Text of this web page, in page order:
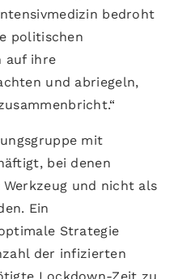
bedroht
politischen
auf ihre
und abriegeln,
mit
bei denen
und nicht als
Ein
Strategie
der infizierten